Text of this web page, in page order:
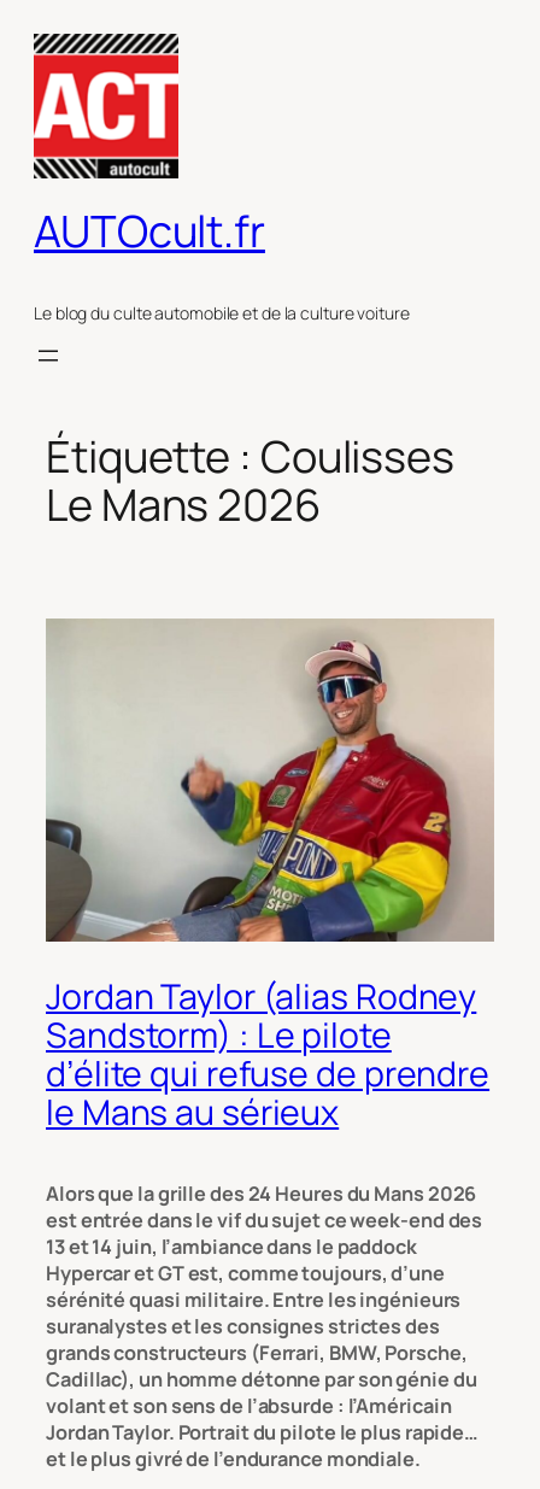
contenu
AUTOcult.fr
Le blog du culte automobile et de la culture voiture
Étiquette : Coulisses
Le Mans 2026
Jordan Taylor (alias Rodney
Sandstorm) : Le pilote
d’élite qui refuse de prendre
le Mans au sérieux
Alors que la grille des 24 Heures du Mans 2026
est entrée dans le vif du sujet ce week-end des
13 et 14 juin, l’ambiance dans le paddock
Hypercar et GT est, comme toujours, d’une
sérénité quasi militaire. Entre les ingénieurs
suranalystes et les consignes strictes des
grands constructeurs (Ferrari, BMW, Porsche,
Cadillac), un homme détonne par son génie du
volant et son sens de l’absurde : l’Américain
Jordan Taylor. Portrait du pilote le plus rapide…
et le plus givré de l’endurance mondiale.